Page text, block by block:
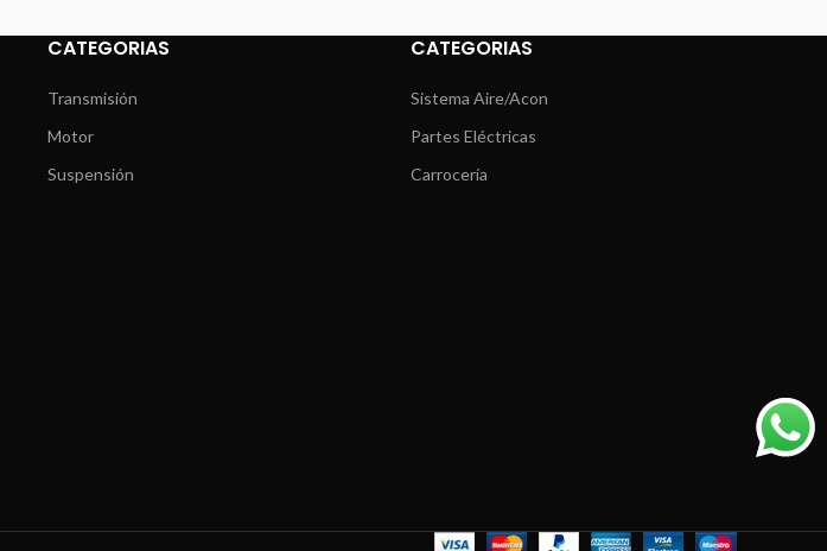
CATEGORIAS
Transmisión
Motor
Suspensión
CATEGORIAS
Sistema Aire/Acon
Partes Eléctricas
Carrocería